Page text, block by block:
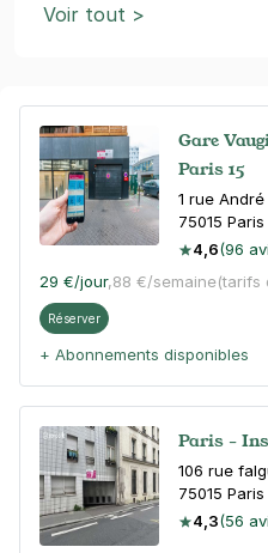
Gare
Paris 15
1 rue
75015 Paris
4,6(96
29 €/jour,88 €/semaine(tarifs
Réserver
+ Abonnements disponibles
Paris -
106 rue
75015 Paris
4,3(56
Voir tout >